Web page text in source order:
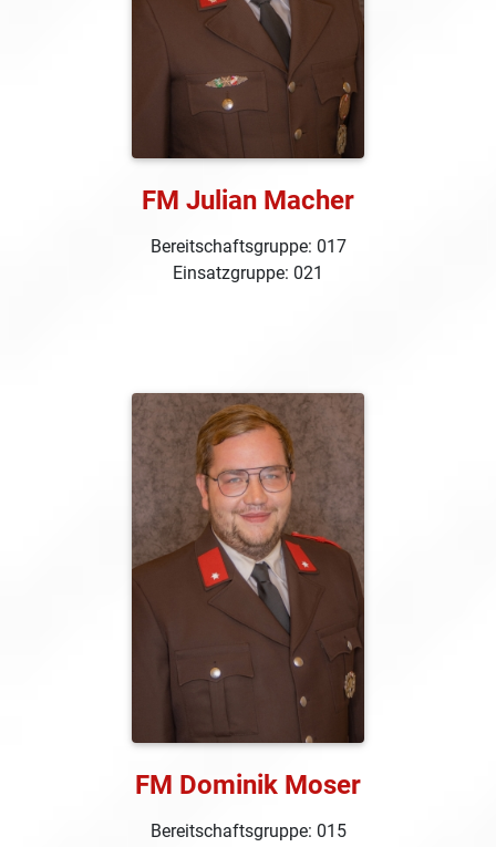
FM Julian Macher
Bereitschaftsgruppe: 017
Einsatzgruppe: 021
FM Dominik Moser
Bereitschaftsgruppe: 015